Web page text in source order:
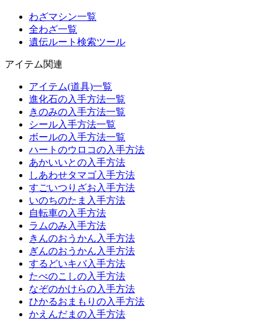
わざマシン一覧
全わざ一覧
遺伝ルート検索ツール
アイテム関連
アイテム(道具)一覧
進化石の入手方法一覧
きのみの入手方法一覧
シール入手方法一覧
ボールの入手方法一覧
ハートのウロコの入手方法
あかいいとの入手方法
しあわせタマゴ入手方法
すごいつりざお入手方法
いのちのたま入手方法
自転車の入手方法
ラムのみ入手方法
きんのおうかん入手方法
ぎんのおうかん入手方法
するどいキバ入手方法
たべのこしの入手方法
なぞのかけらの入手方法
ひかるおまもりの入手方法
かえんだまの入手方法